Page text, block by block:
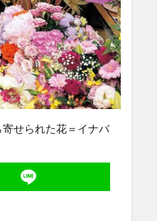
せられた花＝イナバ